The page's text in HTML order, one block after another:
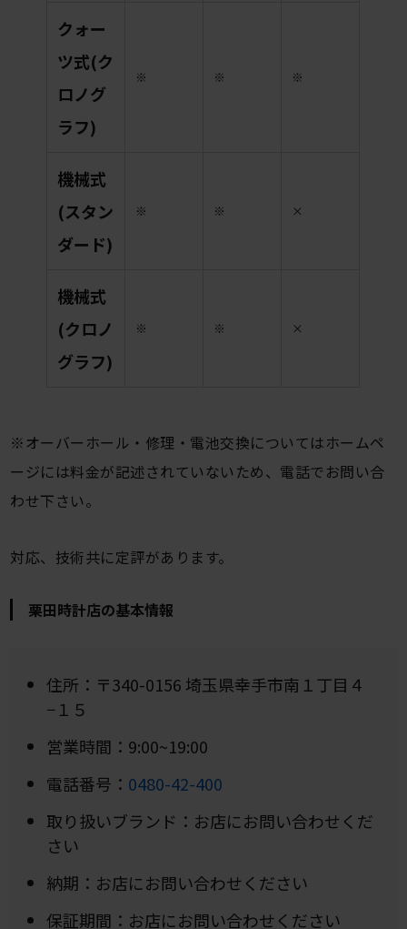
クォー
ツ式(ク
ロノグ
ラフ)
※ ※ ※
機械式
(スタン
ダード)
※ ※ ×
機械式
(クロノ
グラフ)
※ ※ ×
※オーバーホール・修理・電池交換についてはホームペ
ージには料金が記述されていないため、電話でお問い合
わせ下さい。
対応、技術共に定評があります。
栗田時計店の基本情報
住所：〒340-0156 埼玉県幸手市南１丁目４
−１５
営業時間：9:00~19:00
電話番号： 0480-42-400
取り扱いブランド：お店にお問い合わせくだ
さい
納期：お店にお問い合わせください
保証期間：お店にお問い合わせください